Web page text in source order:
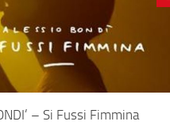
– Si Fussi Fimmina